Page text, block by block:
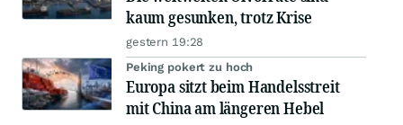
kaum gesunken, trotz Krise
gestern 19:28
Peking pokert zu hoch
Europa sitzt beim Handelsstreit
mit China am längeren Hebel